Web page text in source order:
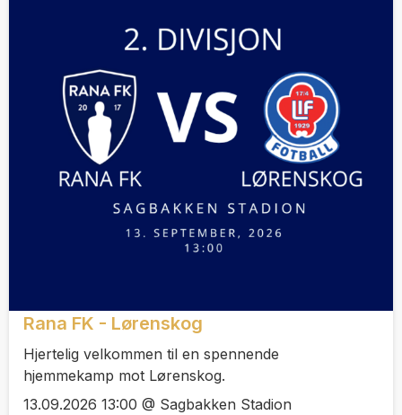
Rana FK - Lørenskog
Hjertelig velkommen til en spennende
hjemmekamp mot Lørenskog.
13.09.2026 13:00 @ Sagbakken Stadion